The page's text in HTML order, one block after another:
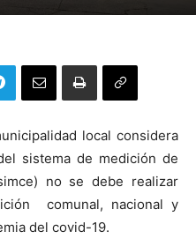
local considera
sistema de medición de
no se debe realizar
comunal, nacional y
del covid-19.